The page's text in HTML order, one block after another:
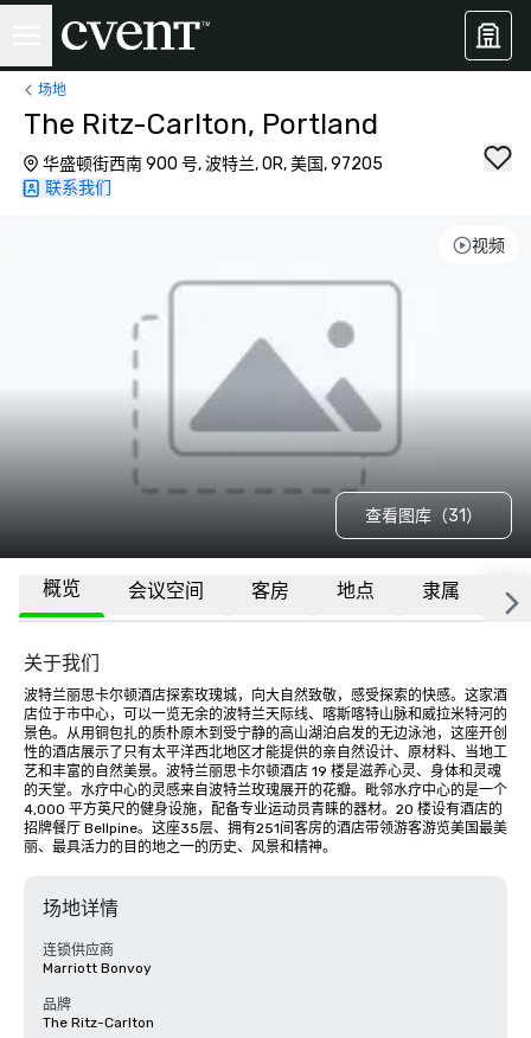
场地
The Ritz-Carlton, Portland
华盛顿街西南 900 号, 波特兰, OR, 美国, 97205
联系我们
视频
查看图库（31）
概览 会议空间 客房 地点 隶属 更
关于我们
波特兰丽思卡尔顿酒店探索玫瑰城，向大自然致敬，感受探索的快感。这家酒
店位于市中心，可以一览无余的波特兰天际线、喀斯喀特山脉和威拉米特河的
景色。从用铜包扎的质朴原木到受宁静的高山湖泊启发的无边泳池，这座开创
性的酒店展示了只有太平洋西北地区才能提供的亲自然设计、原材料、当地工
艺和丰富的自然美景。波特兰丽思卡尔顿酒店 19 楼是滋养心灵、身体和灵魂
的天堂。水疗中心的灵感来自波特兰玫瑰展开的花瓣。毗邻水疗中心的是一个
4,000 平方英尺的健身设施，配备专业运动员青睐的器材。20 楼设有酒店的
招牌餐厅 Bellpine。这座35层、拥有251间客房的酒店带领游客游览美国最美
丽、最具活力的目的地之一的历史、风景和精神。
场地详情
连锁供应商
Marriott Bonvoy
品牌
The Ritz-Carlton